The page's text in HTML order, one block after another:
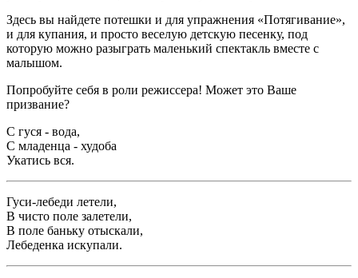
Здесь вы найдете потешки и для упражнения «Потягивание»,
и для купания, и просто веселую детскую песенку, под
которую можно разыграть маленький спектакль вместе с
малышом.
Попробуйте себя в роли режиссера! Может это Ваше
призвание?
С гуся - вода,
С младенца - худоба
Укатись вся.
Гуси-лебеди летели,
В чисто поле залетели,
В поле баньку отыскали,
Лебеденка искупали.